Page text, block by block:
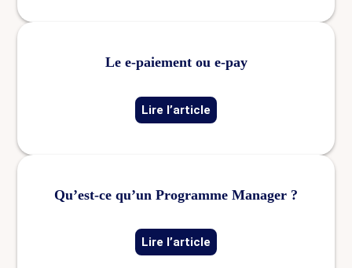
Le e-paiement ou e-pay
Lire l’article
Qu’est-ce qu’un Programme Manager ?
Lire l’article